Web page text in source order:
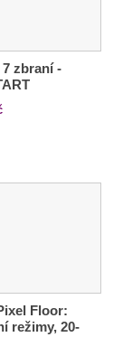
zbraní -
Floor:
režimy, 20-